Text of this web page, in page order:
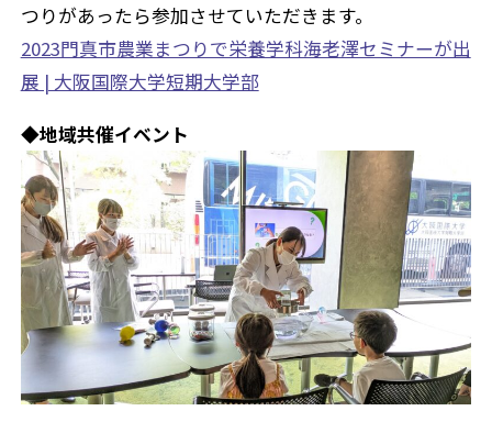
つりがあったら参加させていただきます。
2023門真市農業まつりで栄養学科海老澤セミナーが出
展 | 大阪国際大学短期大学部
◆地域共催イベント